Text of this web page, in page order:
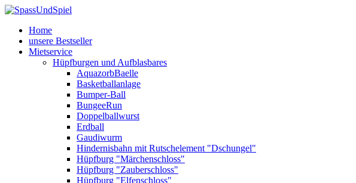
Home
unsere Bestseller
Mietservice
Hüpfburgen und Aufblasbares
AquazorbBaelle
Basketballanlage
Bumper-Ball
BungeeRun
Doppelballwurst
Erdball
Gaudiwurm
Hindernisbahn mit Rutschelement "Dschungel"
Hüpfburg "Märchenschloss"
Hüpfburg "Zauberschloss"
Hüpfburg "Elfenschloss"